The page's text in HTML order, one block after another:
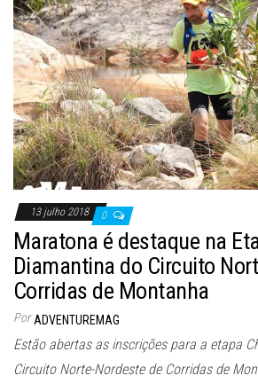
13 julho 2018 0
Maratona é destaque na
Diamantina do Circuito
Corridas de Montanha
Por ADVENTUREMAG
Estão abertas as inscrições para a etapa
Circuito Norte-Nordeste de Corridas de